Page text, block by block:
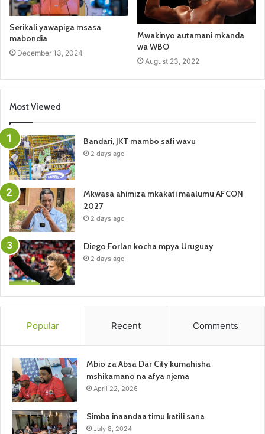
Serikali yawapiga msasa
mabondia
December 13, 2024
Mwakinyo autamani mkanda
wa WBO
August 23, 2022
Most Viewed
Bandari, JKT mambo safi wavu
2 days ago
Mkwasa ahimiza mkakati maalumu AFCON
2027
2 days ago
Diego Forlan kocha mpya Uruguay
2 days ago
Popular Recent Comments
Mbio za Absa Dar City kumahisha
mshikamano na afya njema
April 22, 2026
Simba inaandaa timu katili sana
July 8, 2024